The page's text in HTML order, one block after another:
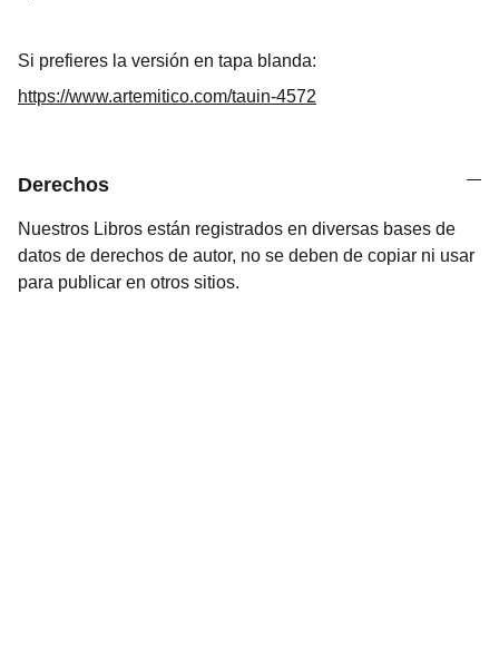
Si prefieres la versión en tapa blanda:
https://www.artemitico.com/tauin-4572
Derechos
Nuestros Libros están registrados en diversas bases de
datos de derechos de autor, no se deben de copiar ni usar
para publicar en otros sitios.